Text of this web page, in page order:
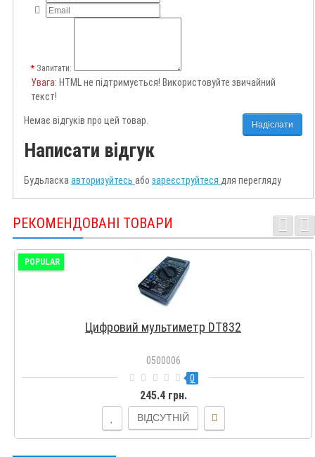
Запитати:
Увага: HTML не підтримується! Використовуйте звичайний
текст!
Надіслати
Немає відгуків про цей товар.
Написати відгук
Будьласка авторизуйтесь або зареєструйтеся для перегляду
РЕКОМЕНДОВАНІ ТОВАРИ
POPULAR
Цифровий мультиметр DT832
0500006
0
245.4 грн.
ВІДСУТНІЙ